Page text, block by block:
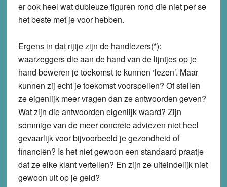
er ook heel wat dubieuze figuren rond die niet per se
het beste met je voor hebben.
Ergens in dat rijtje zijn de handlezers(*):
waarzeggers die aan de hand van de lijntjes op je
hand beweren je toekomst te kunnen ‘lezen’. Maar
kunnen zij echt je toekomst voorspellen? Of stellen
ze eigenlijk meer vragen dan ze antwoorden geven?
Wat zijn die antwoorden eigenlijk waard? Zijn
sommige van de meer concrete adviezen niet heel
gevaarlijk voor bijvoorbeeld je gezondheid of
financiën? Is het niet gewoon een standaard praatje
dat ze elke klant vertellen? En zijn ze uiteindelijk niet
gewoon uit op je geld?